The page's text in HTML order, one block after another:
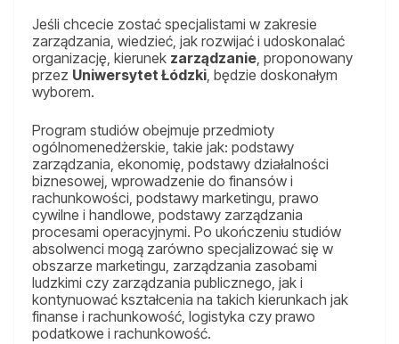
Jeśli chcecie zostać specjalistami w zakresie
zarządzania, wiedzieć, jak rozwijać i udoskonalać
organizację, kierunek zarządzanie, proponowany
przez Uniwersytet Łódzki, będzie doskonałym
wyborem.
Program studiów obejmuje przedmioty
ogólnomenedżerskie, takie jak: podstawy
zarządzania, ekonomię, podstawy działalności
biznesowej, wprowadzenie do finansów i
rachunkowości, podstawy marketingu, prawo
cywilne i handlowe, podstawy zarządzania
procesami operacyjnymi. Po ukończeniu studiów
absolwenci mogą zarówno specjalizować się w
obszarze marketingu, zarządzania zasobami
ludzkimi czy zarządzania publicznego, jak i
kontynuować kształcenia na takich kierunkach jak
finanse i rachunkowość, logistyka czy prawo
podatkowe i rachunkowość.